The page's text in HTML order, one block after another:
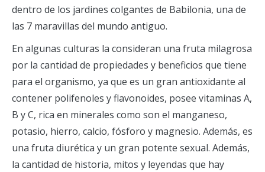
dentro de los jardines colgantes de Babilonia, una de
las 7 maravillas del mundo antiguo.
En algunas culturas la consideran una fruta milagrosa
por la cantidad de propiedades y beneficios que tiene
para el organismo, ya que es un gran antioxidante al
contener polifenoles y flavonoides, posee vitaminas A,
B y C, rica en minerales como son el manganeso,
potasio, hierro, calcio, fósforo y magnesio. Además, es
una fruta diurética y un gran potente sexual. Además,
la cantidad de historia, mitos y leyendas que hay